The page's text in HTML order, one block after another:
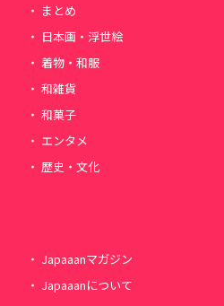
まとめ
日本画・浮世絵
着物・和服
和雑貨
和菓子
エンタメ
歴史・文化
Japaaanマガジン
Japaaanについて